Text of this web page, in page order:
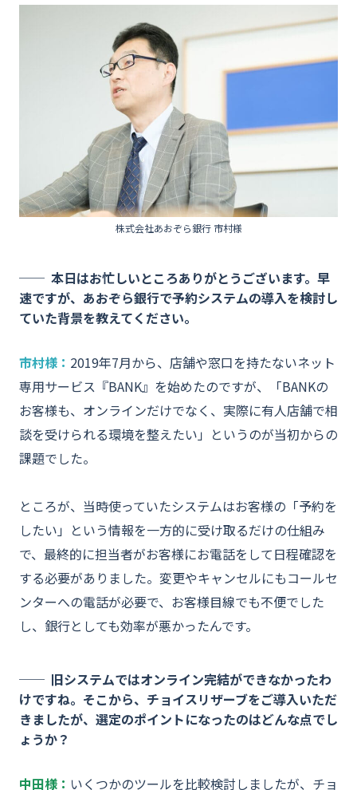
株式会社あおぞら銀行 市村様
本日はお忙しいところありがとうございます。早
速ですが、あおぞら銀行で予約システムの導入を検討し
ていた背景を教えてください。
市村様： 2019年7月から、店舗や窓口を持たないネット
専用サービス『BANK』を始めたのですが、「BANKの
お客様も、オンラインだけでなく、実際に有人店舗で相
談を受けられる環境を整えたい」というのが当初からの
課題でした。
ところが、当時使っていたシステムはお客様の「予約を
したい」という情報を一方的に受け取るだけの仕組み
で、最終的に担当者がお客様にお電話をして日程確認を
する必要がありました。変更やキャンセルにもコールセ
ンターへの電話が必要で、お客様目線でも不便でした
し、銀行としても効率が悪かったんです。
旧システムではオンライン完結ができなかったわ
けですね。そこから、チョイスリザーブをご導入いただ
きましたが、選定のポイントになったのはどんな点でし
ょうか？
中田様： いくつかのツールを比較検討しましたが、チョ